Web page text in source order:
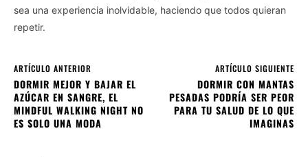
sea una experiencia inolvidable, haciendo que todos quieran
repetir.
ARTÍCULO ANTERIOR
DORMIR MEJOR Y BAJAR EL
AZÚCAR EN SANGRE, EL
MINDFUL WALKING NIGHT NO
ES SOLO UNA MODA
ARTÍCULO SIGUIENTE
DORMIR CON MANTAS
PESADAS PODRÍA SER PEOR
PARA TU SALUD DE LO QUE
IMAGINAS